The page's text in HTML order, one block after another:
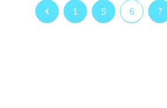
前 1 5 6 7